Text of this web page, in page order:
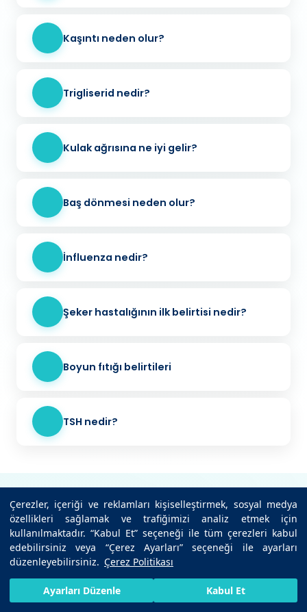
Çerezler, içeriği ve reklamları kişiselleştirmek, sosyal medya
özellikleri sağlamak ve trafiğimizi analiz etmek için
kullanılmaktadır. “Kabul Et” seçeneği ile tüm çerezleri kabul
edebilirsiniz veya “Çerez Ayarları” seçeneği ile ayarları
düzenleyebilirsiniz. Çerez Politikası
Ayarları Düzenle Kabul Et
Kaşıntı neden olur?
Trigliserid nedir?
Kulak ağrısına ne iyi gelir?
Baş dönmesi neden olur?
İnfluenza nedir?
Şeker hastalığının ilk belirtisi nedir?
Boyun fıtığı belirtileri
TSH nedir?
Türkiye'nin önde gelen sağlık grubu olarak, 19 hastanemiz
ve binlerce doktorumuz ile sağlıklı yarınlar için çalışıyoruz.
HIZLI RANDEVU AL BIZE ULAŞIN